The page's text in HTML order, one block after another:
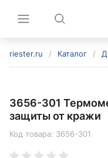
riester.ru / Каталог /
3656-301
защиты от кражи
Код товара: 3656-301